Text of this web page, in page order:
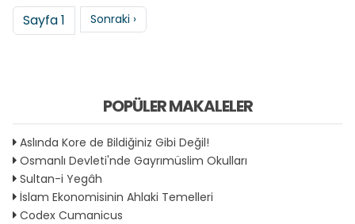
Sayfalama
Sayfa 1 Sonraki sayfa
Sonraki ›
POPÜLER MAKALELER
Aslında Kore de Bildiğiniz Gibi Değil!
Osmanlı Devleti'nde Gayrımüslim Okulları
Sultan-i Yegâh
İslam Ekonomisinin Ahlaki Temelleri
Codex Cumanicus